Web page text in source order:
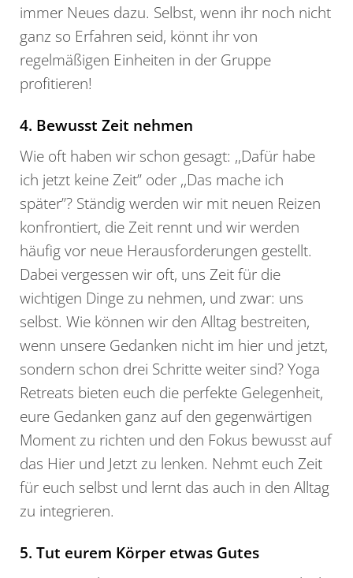
immer Neues dazu. Selbst, wenn ihr noch nicht
ganz so Erfahren seid, könnt ihr von
regelmäßigen Einheiten in der Gruppe
profitieren!
4. Bewusst Zeit nehmen
Wie oft haben wir schon gesagt: ,,Dafür habe
ich jetzt keine Zeit’’ oder ,,Das mache ich
später’’? Ständig werden wir mit neuen Reizen
konfrontiert, die Zeit rennt und wir werden
häufig vor neue Herausforderungen gestellt.
Dabei vergessen wir oft, uns Zeit für die
wichtigen Dinge zu nehmen, und zwar: uns
selbst. Wie können wir den Alltag bestreiten,
wenn unsere Gedanken nicht im hier und jetzt,
sondern schon drei Schritte weiter sind? Yoga
Retreats bieten euch die perfekte Gelegenheit,
eure Gedanken ganz auf den gegenwärtigen
Moment zu richten und den Fokus bewusst auf
das Hier und Jetzt zu lenken. Nehmt euch Zeit
für euch selbst und lernt das auch in den Alltag
zu integrieren.
5. Tut eurem Körper etwas Gutes